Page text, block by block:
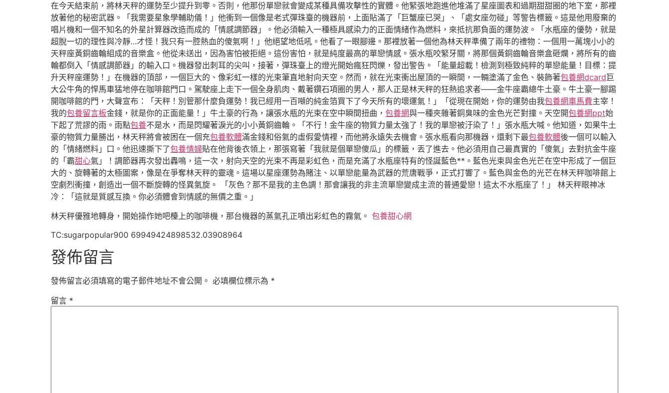
在今天結束前，將林天秤的運勢至少提升到零。否則，他那份單戀就會變成某種具備攻擊性的實體。他緊張地跑進他堆滿了星座圖表和過期甜甜圈的地下室，那裡
放著他的秘密武器。「我需要星象學輔助儀！」他衝到一個像是老式彈珠臺的機器前，上面貼滿了「巨蟹座已哭」、「處女座勿碰」等警告標籤。這是他用廢棄的
唱片機和一個不知名的外星計算器改造而成的「情感調節器」。他必須輸入一種極具感染力的正面情緒作為燃料，來抵抗那負面的運勢波。「水瓶座的優勢，就是
超脫一切的理性與冷靜…才怪！我只有一腔熱血的傻氣啊！」他絕望地低吼。他看了一眼腳邊。那裡放著一個他為林天秤準備了兩年的禮物：一個用一萬塊小小的
天秤座黃銅齒輪組成的音樂盒。他從未送出，因為害怕被拒絕。這份害怕，就是純度最高的單戀情感。張水瓶咬緊牙關，將那個黃銅齒輪音樂盒砸爛，將所有的齒
輪都倒入「情感調節器」的輸入口。機器發出刺耳的尖叫，接著，彈珠臺上的燈光開始瘋狂閃爍，發出警告。「能量超載！檢測到極致純粹的單戀能量！目標：提
升天秤座運勢！」在機器的頂部，一個巨大的、像彩虹一樣的光束筆直地射向天空。然而，就在光束衝出屋頂的一瞬間，一輛塗滿了金色、裝飾著包養網dcard巨
大公牛角的悍馬車猛地停在咖啡館門口。駕駛座上走下一個全身肌肉、戴著鑽石項圈的男人，那人正是林天秤的狂熱追求者——金牛座霸總牛土豪。牛土豪一腳踢
開咖啡館的門，大聲宣布：「天秤！別管那什麼負運勢！我已經用一百噸的純金箔買下了今天所有的壞運氣！」「從現在開始，你的運勢由我包養網車馬費主宰！
我的包養留言板金錢，就是你的正面能量！」牛土豪的行為，讓張水瓶的光束在空中瞬間扭曲， 包養網與一種夾雜著銅臭味的金色光芒對撞。天空開包養網ppt始
下起了荒謬的雨。雨點包養不是水，而是閃耀著淚光的小小黃銅齒輪。「不行！金牛座的物質力量太強了！我的單戀被汙染了！」張水瓶大喊。他知道，如果牛土
豪的物質力量勝出，林天秤將會被困在一個充包養軟體滿金錢和俗氣的虛假愛情裡，而他將永遠失去機會。張水瓶看向那機器，還剩下最包養軟體後一個可以輸入
的「情緒燃料」口。他迅速撕下了包養情婦貼在他背後衣領上，那張寫著「我就是個單戀傻瓜」的標籤，丟了進去。他必須用自己最真實的「傻氣」去對抗金牛座
的「霸甜心氣」！調節器再次發出轟鳴，這一次，射向天空的光束不再是彩虹色，而是充滿了水瓶座特有的怪誕藍色**。藍色光束與金色光芒在空中形成了一個巨
大的、旋轉著的太極圖案，像是在爭奪林天秤的靈魂。這場以星座運勢為賭注、以單戀能量為武器的荒唐戰爭，正式打響了。藍色與金色的光芒在林天秤咖啡館上
空劇烈衝撞，創造出一個不斷旋轉的怪異氣旋。 「灰色？那不是我的主色調！那會讓我的非主流單戀變成主流的普通愛戀！這太不水瓶座了！」 林天秤眼神冰
冷：「這就是質感互換。你必須體會到情感的無價之重。」
林天秤優雅地轉身，開始操作她吧檯上的咖啡機，那台機器的蒸氣孔正噴出彩虹色的霧氣。 包養甜心網
TC:sugarpopular900 69949424898532.03908964
發佈留言
發佈留言必須填寫的電子郵件地址不會公開。 必填欄位標示為 *
留言 *